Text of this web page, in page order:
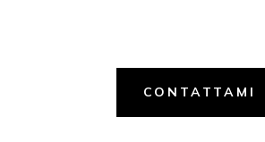
CONTATTAMI